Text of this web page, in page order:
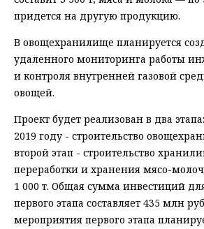
придется на другую продукцию.
В овощехранилище планируется
удаленного мониторинга работы
и контроля внутренней газовой
овощей.
Проект будет реализован в два
2019 году - строительство
второй этап - строительство
переработки и хранения мясо-
1 000 т. Общая сумма инвестиций
первого этапа составляет 435 млн
мероприятия первого этапа